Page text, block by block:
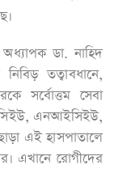
ডা. নাহিদ
তত্বাবধানে,
সর্বোত্তম সেবা
এনআইসিইউ,
এই হাসপাতালে
এখানে রোগীদের